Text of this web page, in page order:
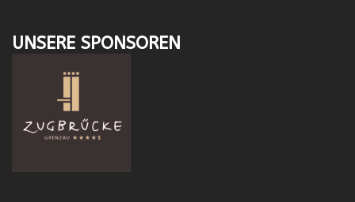
UNSERE SPONSOREN